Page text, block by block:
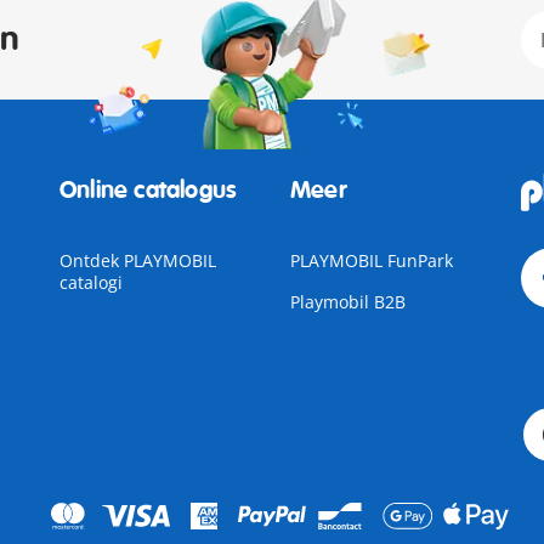
Online catalogus
Ontdek PLAYMOBIL
catalogi
Meer
PLAYMOBIL FunPark
Playmobil B2B